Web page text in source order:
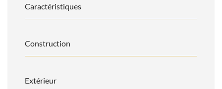
Caractéristiques
Construction
Extérieur